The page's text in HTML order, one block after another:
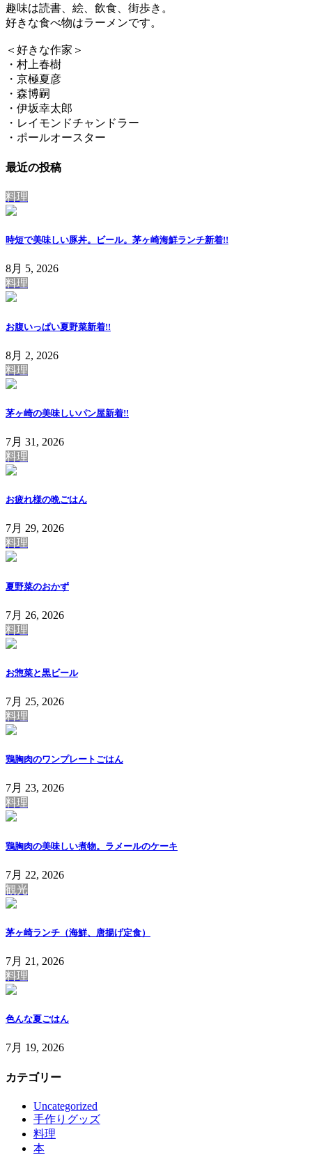
趣味は読書、絵、飲食、街歩き。
好きな食べ物はラーメンです。
＜好きな作家＞
・村上春樹
・京極夏彦
・森博嗣
・伊坂幸太郎
・レイモンドチャンドラー
・ポールオースター
最近の投稿
料理
時短で美味しい豚丼。ビール。茅ヶ崎海鮮ランチ新着!!
8月 5, 2026
料理
お腹いっぱい夏野菜新着!!
8月 2, 2026
料理
茅ヶ崎の美味しいパン屋新着!!
7月 31, 2026
料理
お疲れ様の晩ごはん
7月 29, 2026
料理
夏野菜のおかず
7月 26, 2026
料理
お惣菜と黒ビール
7月 25, 2026
料理
鶏胸肉のワンプレートごはん
7月 23, 2026
料理
鶏胸肉の美味しい煮物。ラメールのケーキ
7月 22, 2026
観光
茅ヶ崎ランチ（海鮮、唐揚げ定食）
7月 21, 2026
料理
色んな夏ごはん
7月 19, 2026
カテゴリー
Uncategorized
手作りグッズ
料理
本